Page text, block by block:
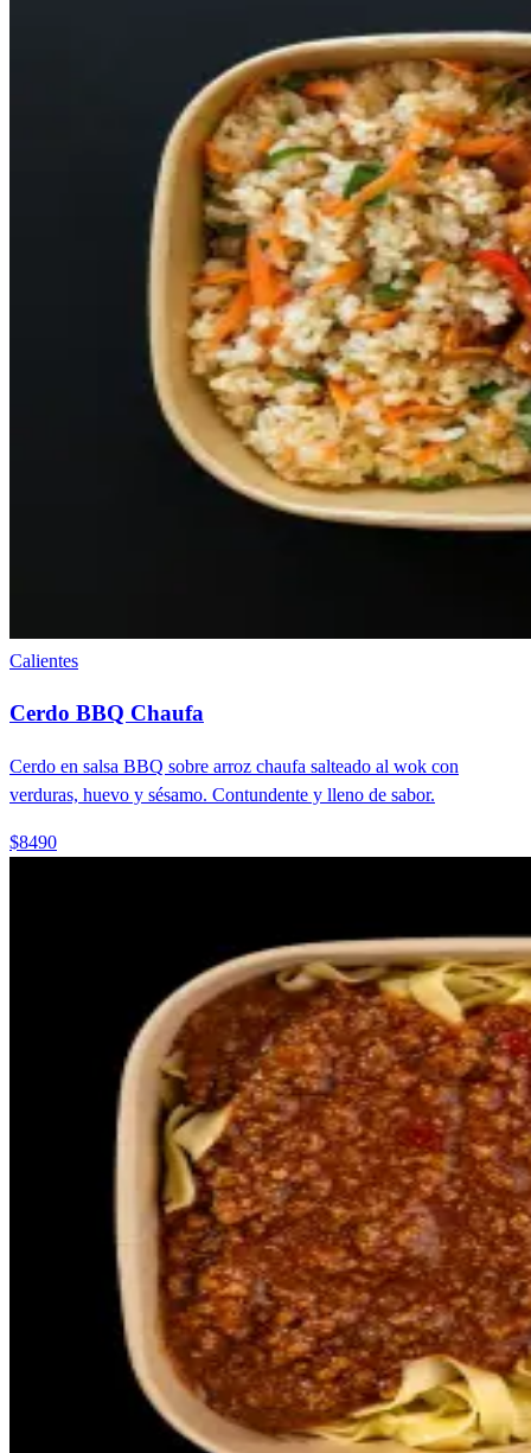
Calientes
Cerdo BBQ Chaufa
Cerdo en salsa BBQ sobre arroz chaufa salteado al wok con
verduras, huevo y sésamo. Contundente y lleno de sabor.
$8490